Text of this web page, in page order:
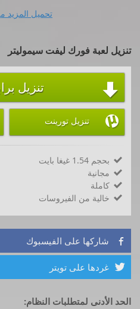
تحميل المزيد
تنزيل لعبة فورك ليفت سيموليتر
 تنزيل
 تنزيل تورينت
 بحجم 1.54 غيغا بايت
 مجانية
 كاملة
 خالية من الفيروسات
 شاركها على الفيسبوك
 غردها على تويتر
الحد الأدنى لمتطلبات النظام: